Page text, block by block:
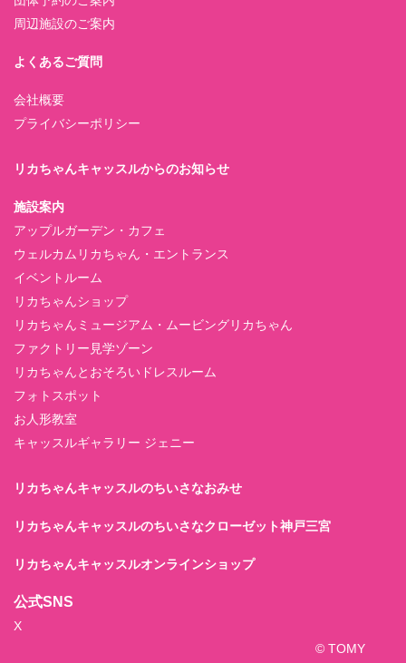
周辺施設のご案内
よくあるご質問
会社概要
プライバシーポリシー
リカちゃんキャッスルからのお知らせ
施設案内
アップルガーデン・カフェ
ウェルカムリカちゃん・エントランス
イベントルーム
リカちゃんショップ
リカちゃんミュージアム・ムービングリカちゃん
ファクトリー見学ゾーン
リカちゃんとおそろいドレスルーム
フォトスポット
お人形教室
キャッスルギャラリー ジェニー
リカちゃんキャッスルのちいさなおみせ
リカちゃんキャッスルのちいさなクローゼット神戸三宮
リカちゃんキャッスルオンラインショップ
公式SNS
X
© TOMY